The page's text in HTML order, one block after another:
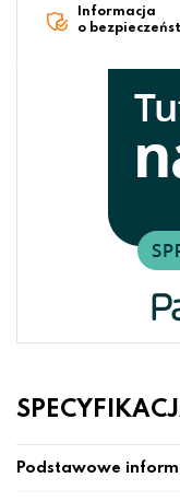
Informacja
o
Podstawowe